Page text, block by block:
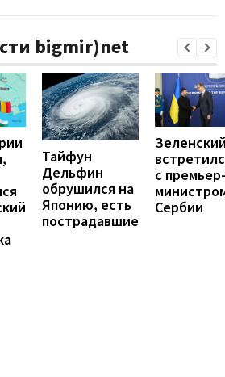
bigmir)net
Тайфун
Дельфин
обрушился на
Японию, есть
пострадавшие
с премьер-
Сербии